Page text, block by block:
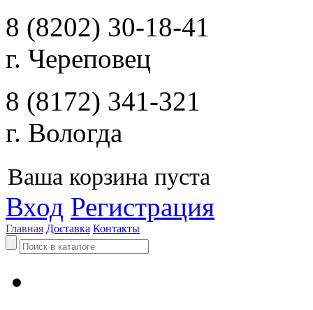
8 (8202) 30-18-41
г. Череповец
8 (8172) 341-321
г. Вологда
Ваша корзина пуста
Вход Регистрация
Главная Доставка Контакты